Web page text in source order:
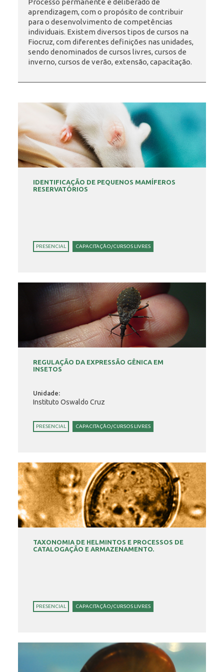
INSCRIÇÃO E SELEÇÃO
Processo permanente e deliberado de
aprendizagem, com o propósito de contribuir
para o desenvolvimento de competências
individuais. Existem diversos tipos de cursos na
Fiocruz, com diferentes definições nas unidades,
sendo denominados de cursos livres, cursos de
inverno, cursos de verão, extensão, capacitação.
IDENTIFICAÇÃO DE PEQUENOS MAMÍFEROS
RESERVATÓRIOS
PRESENCIAL CAPACITAÇÃO/CURSOS LIVRES
REGULAÇÃO DA EXPRESSÃO GÊNICA EM
INSETOS
Unidade:
Instituto Oswaldo Cruz
PRESENCIAL CAPACITAÇÃO/CURSOS LIVRES
TAXONOMIA DE HELMINTOS E PROCESSOS DE
CATALOGAÇÃO E ARMAZENAMENTO.
PRESENCIAL CAPACITAÇÃO/CURSOS LIVRES